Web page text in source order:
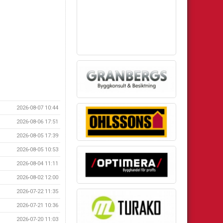
2026-08-07 10:44
2026-08-06 17:51
2026-08-05 17:39
2026-08-05 10:53
2026-08-04 11:11
2026-08-02 12:00
2026-07-22 11:35
2026-07-21 10:36
2026-07-20 11:03